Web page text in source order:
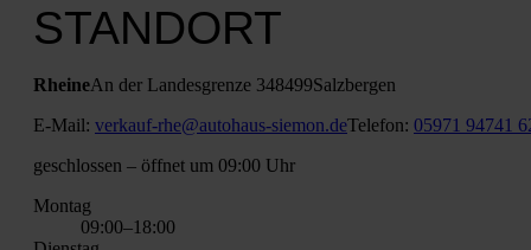
STANDORT
Rhei­neAn der Lan­des­gren­ze 348499Salz­ber­gen
E‑Mail: verkauf-rhe@autohaus-siemon.deTele­fon: 05971 94741
geschlos­sen – öff­net um 09:00 Uhr
Mon­tag
09:00–18:00